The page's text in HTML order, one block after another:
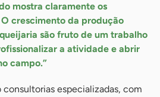
mostra claramente os
crescimento da produção
são fruto de um trabalho
a atividade e abrir
campo.”
especializadas, com